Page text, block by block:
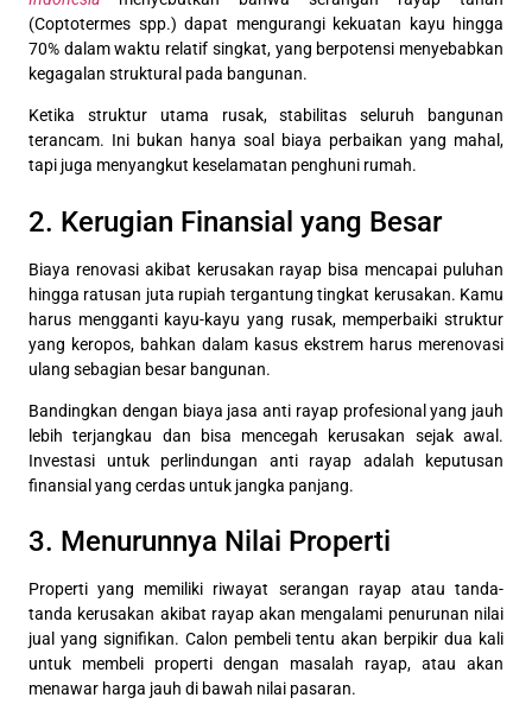
(Coptotermes spp.) dapat mengurangi kekuatan kayu hingga
70% dalam waktu relatif singkat, yang berpotensi menyebabkan
kegagalan struktural pada bangunan.
Ketika struktur utama rusak, stabilitas seluruh bangunan
terancam. Ini bukan hanya soal biaya perbaikan yang mahal,
tapi juga menyangkut keselamatan penghuni rumah.
2. Kerugian Finansial yang Besar
Biaya renovasi akibat kerusakan rayap bisa mencapai puluhan
hingga ratusan juta rupiah tergantung tingkat kerusakan. Kamu
harus mengganti kayu-kayu yang rusak, memperbaiki struktur
yang keropos, bahkan dalam kasus ekstrem harus merenovasi
ulang sebagian besar bangunan.
Bandingkan dengan biaya jasa anti rayap profesional yang jauh
lebih terjangkau dan bisa mencegah kerusakan sejak awal.
Investasi untuk perlindungan anti rayap adalah keputusan
finansial yang cerdas untuk jangka panjang.
3. Menurunnya Nilai Properti
Properti yang memiliki riwayat serangan rayap atau tanda-
tanda kerusakan akibat rayap akan mengalami penurunan nilai
jual yang signifikan. Calon pembeli tentu akan berpikir dua kali
untuk membeli properti dengan masalah rayap, atau akan
menawar harga jauh di bawah nilai pasaran.